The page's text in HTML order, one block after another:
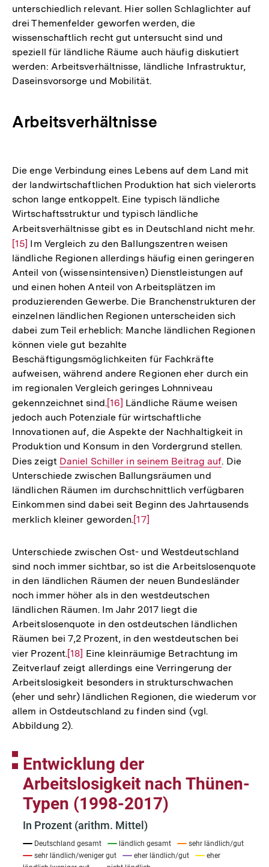
Inhalten gefüllt und auch in ihrem Alltag
unterschiedlich relevant. Hier sollen Schlaglichter auf
drei Themenfelder geworfen werden, die
wissenschaftlich recht gut untersucht sind und
speziell für ländliche Räume auch häufig diskutiert
werden: Arbeitsverhältnisse, ländliche Infrastruktur,
Die enge Verbindung eines Lebens auf dem Land mit
der landwirtschaftlichen Produktion hat sich vielerorts
schon lange entkoppelt. Eine typisch ländliche
Wirtschaftsstruktur und typisch ländliche
Arbeitsverhältnisse gibt es in Deutschland nicht mehr.
[15]Im Vergleich zu den Ballungszentren weisen
ländliche Regionen allerdings häufig einen geringeren
Anteil von (wissensintensiven) Dienstleistungen auf
und einen hohen Anteil von Arbeitsplätzen im
produzierenden Gewerbe. Die Branchenstrukturen der
einzelnen ländlichen Regionen unterscheiden sich
dabei zum Teil erheblich: Manche ländlichen Regionen
können viele gut bezahlte
Beschäftigungsmöglichkeiten für Fachkräfte
aufweisen, während andere Regionen eher durch ein
im regionalen Vergleich geringes Lohnniveau
gekennzeichnet sind.Zur
Auflösung
der
Fußnote
[16]Ländliche Räume weisen
jedoch auch Potenziale für wirtschaftliche
Innovationen auf, die Aspekte der Nachhaltigkeit in
Produktion und Konsum in den Vordergrund stellen.
Dies zeigtInterner
Link:
Daniel Schiller in seinem Beitrag auf
Unterschiede zwischen Ballungsräumen und
ländlichen Räumen im durchschnittlich verfügbaren
Einkommen sind dabei seit Beginn des Jahrtausends
Auflösung
der
Fußnote
Unterschiede zwischen Ost- und Westdeutschland
sind noch immer sichtbar, so ist die Arbeitslosenquote
in den ländlichen Räumen der neuen Bundesländer
noch immer höher als in den westdeutschen
ländlichen Räumen. Im Jahr 2017 liegt die
Arbeitslosenquote in den ostdeutschen ländlichen
Räumen bei 7,2 Prozent, in den westdeutschen bei
vier Prozent.Zur
Auflösung
der
Fußnote
[18]Eine kleinräumige Betrachtung im
Zeitverlauf zeigt allerdings eine Verringerung der
Arbeitslosigkeit besonders in strukturschwachen
(eher und sehr) ländlichen Regionen, die wiederum vor
allem in Ostdeutschland zu finden sind (vgl.